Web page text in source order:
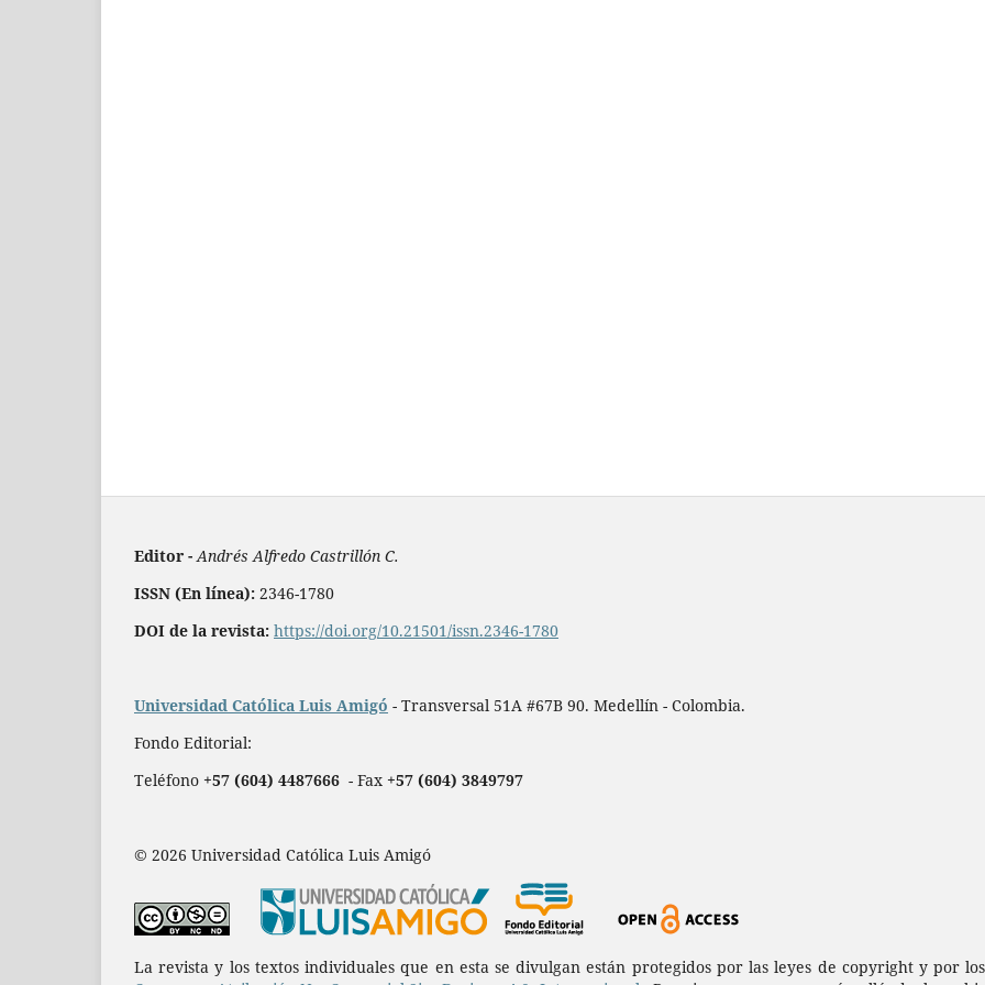
Editor - Andrés Alfredo Castrillón C.
ISSN (En línea): 2346-1780
DOI de la revista: https://doi.org/10.21501/issn.2346-1780
Universidad Católica Luis Amigó - Transversal 51A #67B 90. Medellín - Colombia.
Fondo Editorial:
Teléfono +57 (604) 4487666 - Fax +57 (604) 3849797
© 2026 Universidad Católica Luis Amigó
La revista y los textos individuales que en esta se divulgan están protegidos por las leyes de copyright y por